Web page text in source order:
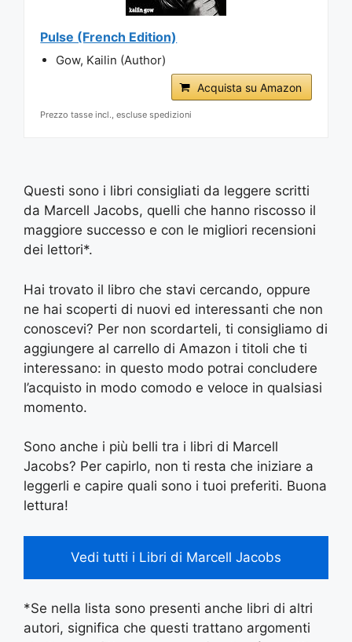
Pulse (French Edition)
Gow, Kailin (Author)
Acquista su Amazon
Prezzo tasse incl., escluse spedizioni
Questi sono i libri consigliati da leggere scritti
da Marcell Jacobs, quelli che hanno riscosso il
maggiore successo e con le migliori recensioni
dei lettori*.
Hai trovato il libro che stavi cercando, oppure
ne hai scoperti di nuovi ed interessanti che non
conoscevi? Per non scordarteli, ti consigliamo di
aggiungere al carrello di Amazon i titoli che ti
interessano: in questo modo potrai concludere
l’acquisto in modo comodo e veloce in qualsiasi
momento.
Sono anche i più belli tra i libri di Marcell
Jacobs? Per capirlo, non ti resta che iniziare a
leggerli e capire quali sono i tuoi preferiti. Buona
lettura!
Vedi tutti i Libri di Marcell Jacobs
*Se nella lista sono presenti anche libri di altri
autori, significa che questi trattano argomenti